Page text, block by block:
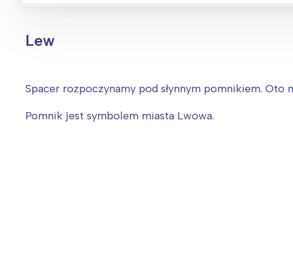
Lew
Spacer rozpoczynamy pod słynnym pomnikiem. Oto
Pomnik jest symbolem miasta Lwowa.